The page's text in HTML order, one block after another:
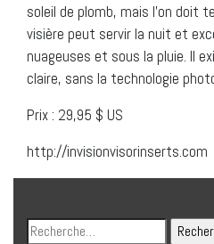
soleil de plomb, mais l’on doit
visière peut servir la nuit et
nuageuses et sous la pluie. Il
claire, sans la technologie
Prix : 29,95 $ US
http://invisionvisorinserts.com